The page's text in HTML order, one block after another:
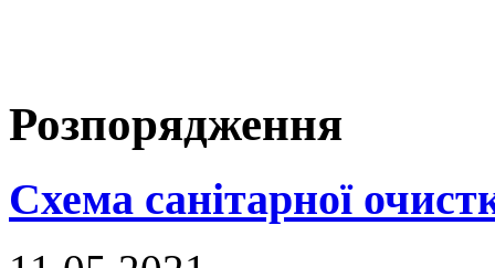
Розпорядження
Схема санітарної